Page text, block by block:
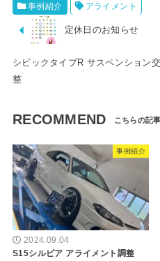
事例紹介 アライメント
定休日のお知らせ
シビックタイプR サスペンション
整
RECOMMEND
事例紹介
2024.09.04
S15シルビア アライメント調整